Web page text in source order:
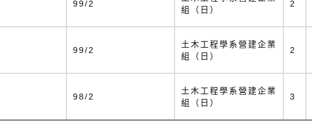
99/2
組（日）
2
99/2
土木工程學系營建企業
組（日）
2
98/2
土木工程學系營建企業
組（日）
3